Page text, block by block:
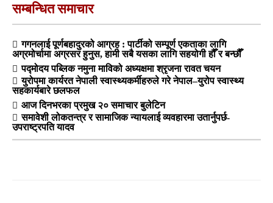
सम्बन्धित समाचार
गगनलाई पूर्णबहादुरको आग्रह : पार्टीको सम्पूर्ण एकताका लागि
अग्रमोर्चामा अग्रसर हुनुस, हामी सबै यसका लागि सहयोगी हौँ र बन्छौँ
पद्मोदय पब्लिक नमुना माविको अध्यक्षमा श्रृजना रावत चयन
युरोपमा कार्यरत नेपाली स्वास्थ्यकर्मीहरुले गरे नेपाल–युरोप स्वास्थ्य
सहकार्यबारे छलफल
आज दिनभरका प्रमुख २० समाचार बुलेटिन
समावेशी लोकतन्त्र र सामाजिक न्यायलाई व्यवहारमा उतार्नुपर्छ-
उपराष्ट्रपति यादव